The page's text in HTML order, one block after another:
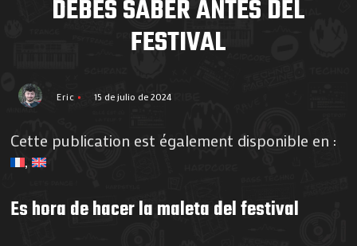
DEBES SABER ANTES DEL
FESTIVAL
Eric 15 de julio de 2024
Cette publication est également disponible en :
Es hora de hacer la maleta del festival